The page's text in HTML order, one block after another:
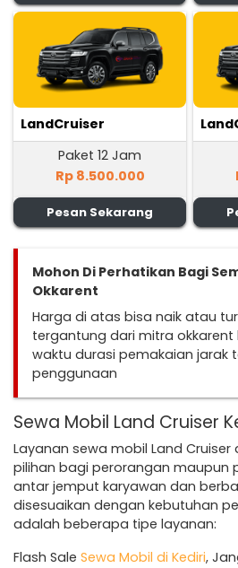
LandCruiser
Paket 12 Jam
Rp 8.500.000
Pesan Sekarang
Mohon Di Perhatikan Bagi
Okkarent
Harga di atas bisa naik atau
tergantung dari mitra
waktu durasi pemakaian jarak
penggunaan
Sewa Mobil Land Cruiser
Layanan sewa mobil Land Cruiser
pilihan bagi perorangan maupun
antar jemput karyawan dan
disesuaikan dengan kebutuhan
adalah beberapa tipe layanan:
Flash Sale Sewa Mobil di Kediri,